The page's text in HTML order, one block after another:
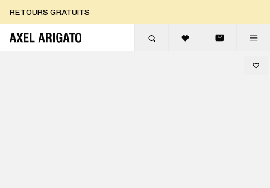
RETOURS GRATUITS
LIVRAISON EXPRESS GRATUITE